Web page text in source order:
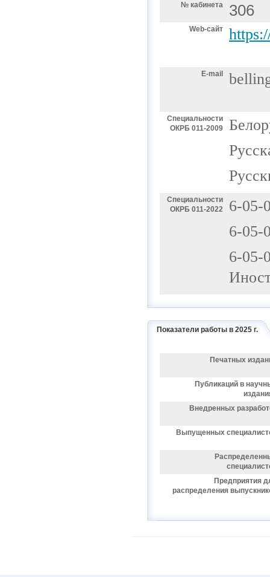
№ кабинета 306
Web-сайт
E-mail
Специальности
ОКРБ 011-2009
Специальности
ОКРБ 011-2022
6-05-
6-05-
6-05-
Показатели работы в 2025 г.
Печатных
Публикаций в
Внедренных
Выпущенных
Предприятия
распределения